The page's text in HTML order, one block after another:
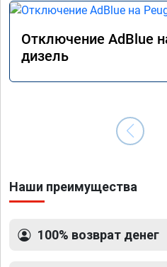
Отключение AdBlue
дизель
Наши преимущества
100% возврат денег